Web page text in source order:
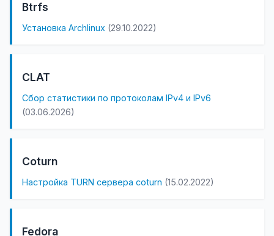
Btrfs
Установка Archlinux (29.10.2022)
CLAT
Сбор статистики по протоколам IPv4 и IPv6
(03.06.2026)
Coturn
Настройка TURN сервера coturn (15.02.2022)
Fedora